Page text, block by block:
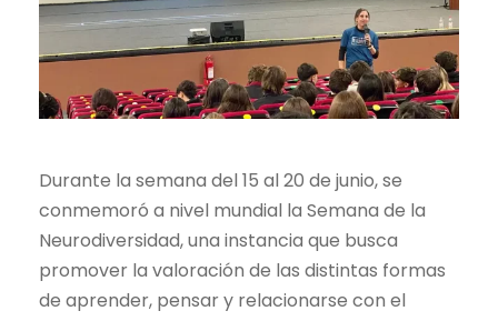
Durante la semana del 15 al 20 de junio, se
conmemoró a nivel mundial la Semana de la
Neurodiversidad, una instancia que busca
promover la valoración de las distintas formas
de aprender, pensar y relacionarse con el